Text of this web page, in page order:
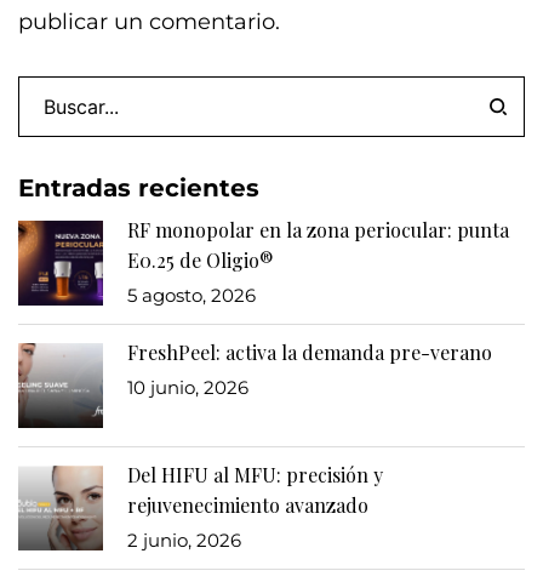
publicar un comentario.
Entradas recientes
RF monopolar en la zona periocular: punta
E0.25 de Oligio®
5 agosto, 2026
FreshPeel: activa la demanda pre-verano
10 junio, 2026
Del HIFU al MFU: precisión y
rejuvenecimiento avanzado
2 junio, 2026